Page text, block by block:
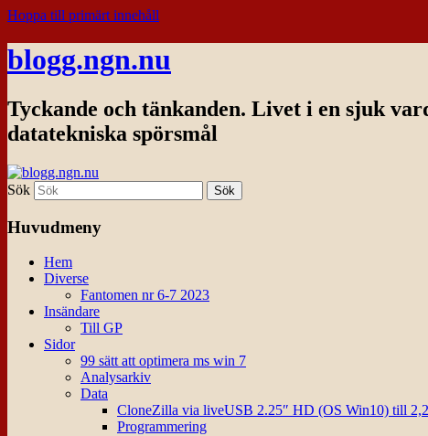
Hoppa till primärt innehåll
blogg.ngn.nu
Tyckande och tänkanden. Livet i en sjuk
datatekniska spörsmål
Sök
Huvudmeny
Hem
Diverse
Fantomen nr 6-7 2023
Insändare
Till GP
Sidor
99 sätt att optimera ms win 7
Analysarkiv
Data
CloneZilla via liveUSB 2.25″ HD (OS Win10) till
Programmering